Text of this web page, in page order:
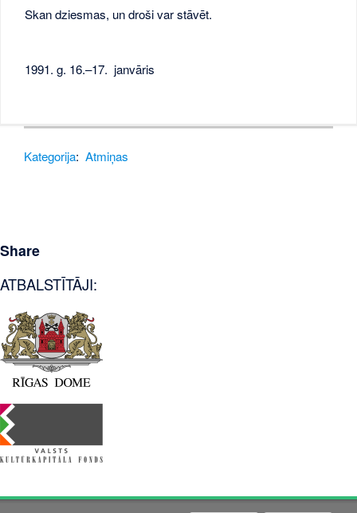
Skan dziesmas, un droši var stāvēt.
1991. g. 16.–17. janvāris
Kategorija: Atmiņas
Share
ATBALSTĪTĀJI: